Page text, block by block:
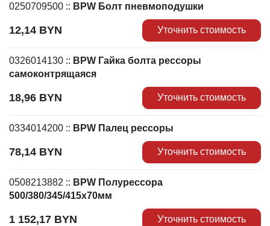
0250709500 :: BPW Болт пневмоподушки
12,14 BYN Уточнить стоимость
0326014130 :: BPW Гайка болта рессоры
самоконтрящаяся
18,96 BYN Уточнить стоимость
0334014200 :: BPW Палец рессоры
78,14 BYN Уточнить стоимость
0508213882 :: BPW Полурессора
500/380/345/415х70мм
1 152,17 BYN Уточнить стоимость